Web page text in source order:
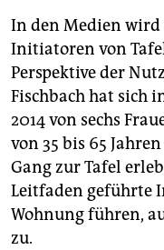
In den Medien
Initiatoren von
Perspektive der
Fischbach hat sich
2014 von sechs
von 35 bis 65
Gang zur Tafel
Leitfaden geführte
Wohnung führen,
zu.